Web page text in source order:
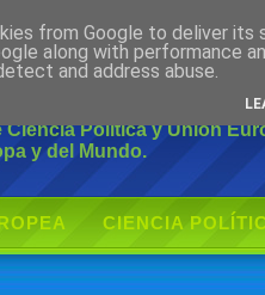
Ciencia Política y Unión
y del Mundo.
CIENCIA
from Google to deliver its
along with performance
and address abuse.